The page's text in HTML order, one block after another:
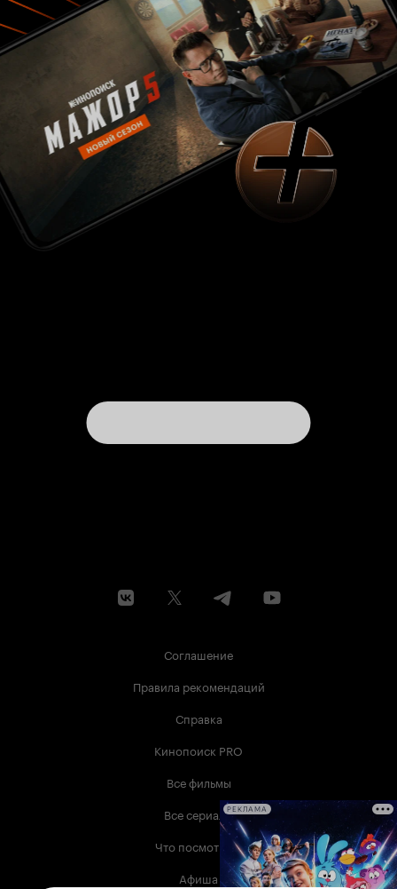
Соглашение
Правила рекомендаций
Справка
Кинопоиск PRO
Все фильмы
Все сериалы
Что посмотреть
Афиша
РЕКЛАМА